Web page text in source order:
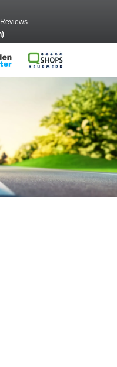
online
in de buurt